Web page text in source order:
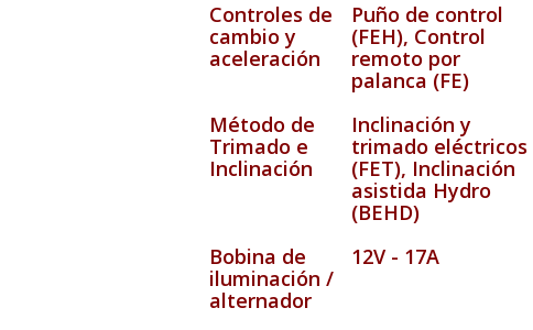
Controles de
cambio y
aceleración
Puño de control
(FEH), Control
remoto por
palanca (FE)
Método de
Trimado e
Inclinación
Inclinación y
trimado eléctricos
(FET), Inclinación
asistida Hydro
(BEHD)
Bobina de
iluminación /
alternador
12V - 17A